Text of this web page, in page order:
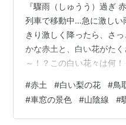
『驟雨（しゅうう）過ぎ
列車で移動中…急に激しい
きり激しく降ったら、さ
かな赤土と、白い花がた
～！？この白い花々は何
は、もしかして梨の花？
ゅうう）と、その後、急
の梨の花」と「雨上がり
#赤土 #白い梨の花 #鳥
#車窓の景色 #山陰線 #